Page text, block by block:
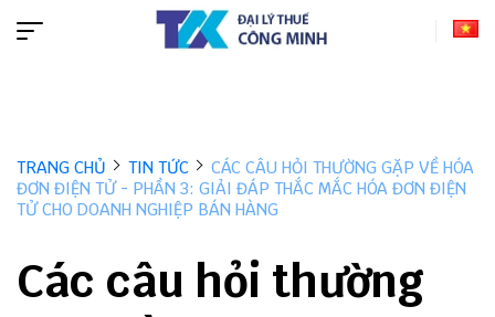
TRANG CHỦ TIN TỨC
CÁC CÂU HỎI THƯỜNG GẶP VỀ HÓA
ĐƠN ĐIỆN TỬ - PHẦN 3: GIẢI ĐÁP THẮC MẮC HÓA ĐƠN ĐIỆN
TỬ CHO DOANH NGHIỆP BÁN HÀNG
Các câu hỏi thường